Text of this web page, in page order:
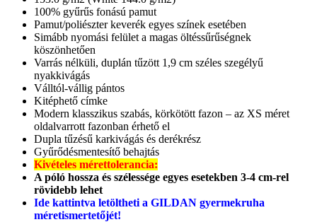
változatok
a
termékoldalon
választhatók
ki
100% gyűrűs fonású pamut
Pamut/poliészter keverék egyes színek esetében
Simább nyomási felület a magas öltéssűrűségnek
köszönhetően
Varrás nélküli, duplán tűzött 1,9 cm széles szegélyű
nyakkivágás
Válltól-vállig pántos
Kitéphető címke
Modern klasszikus szabás, körkötött fazon – az XS méret
oldalvarrott fazonban érhető el
Dupla tűzésű karkivágás és derékrész
Gyűrődésmentesítő behajtás
Kivételes mérettolerancia:
A póló hossza és szélessége egyes esetekben 3-4 cm-rel
rövidebb lehet
Ide kattintva letöltheti a GILDAN gyermekruha
méretismertetőjét!